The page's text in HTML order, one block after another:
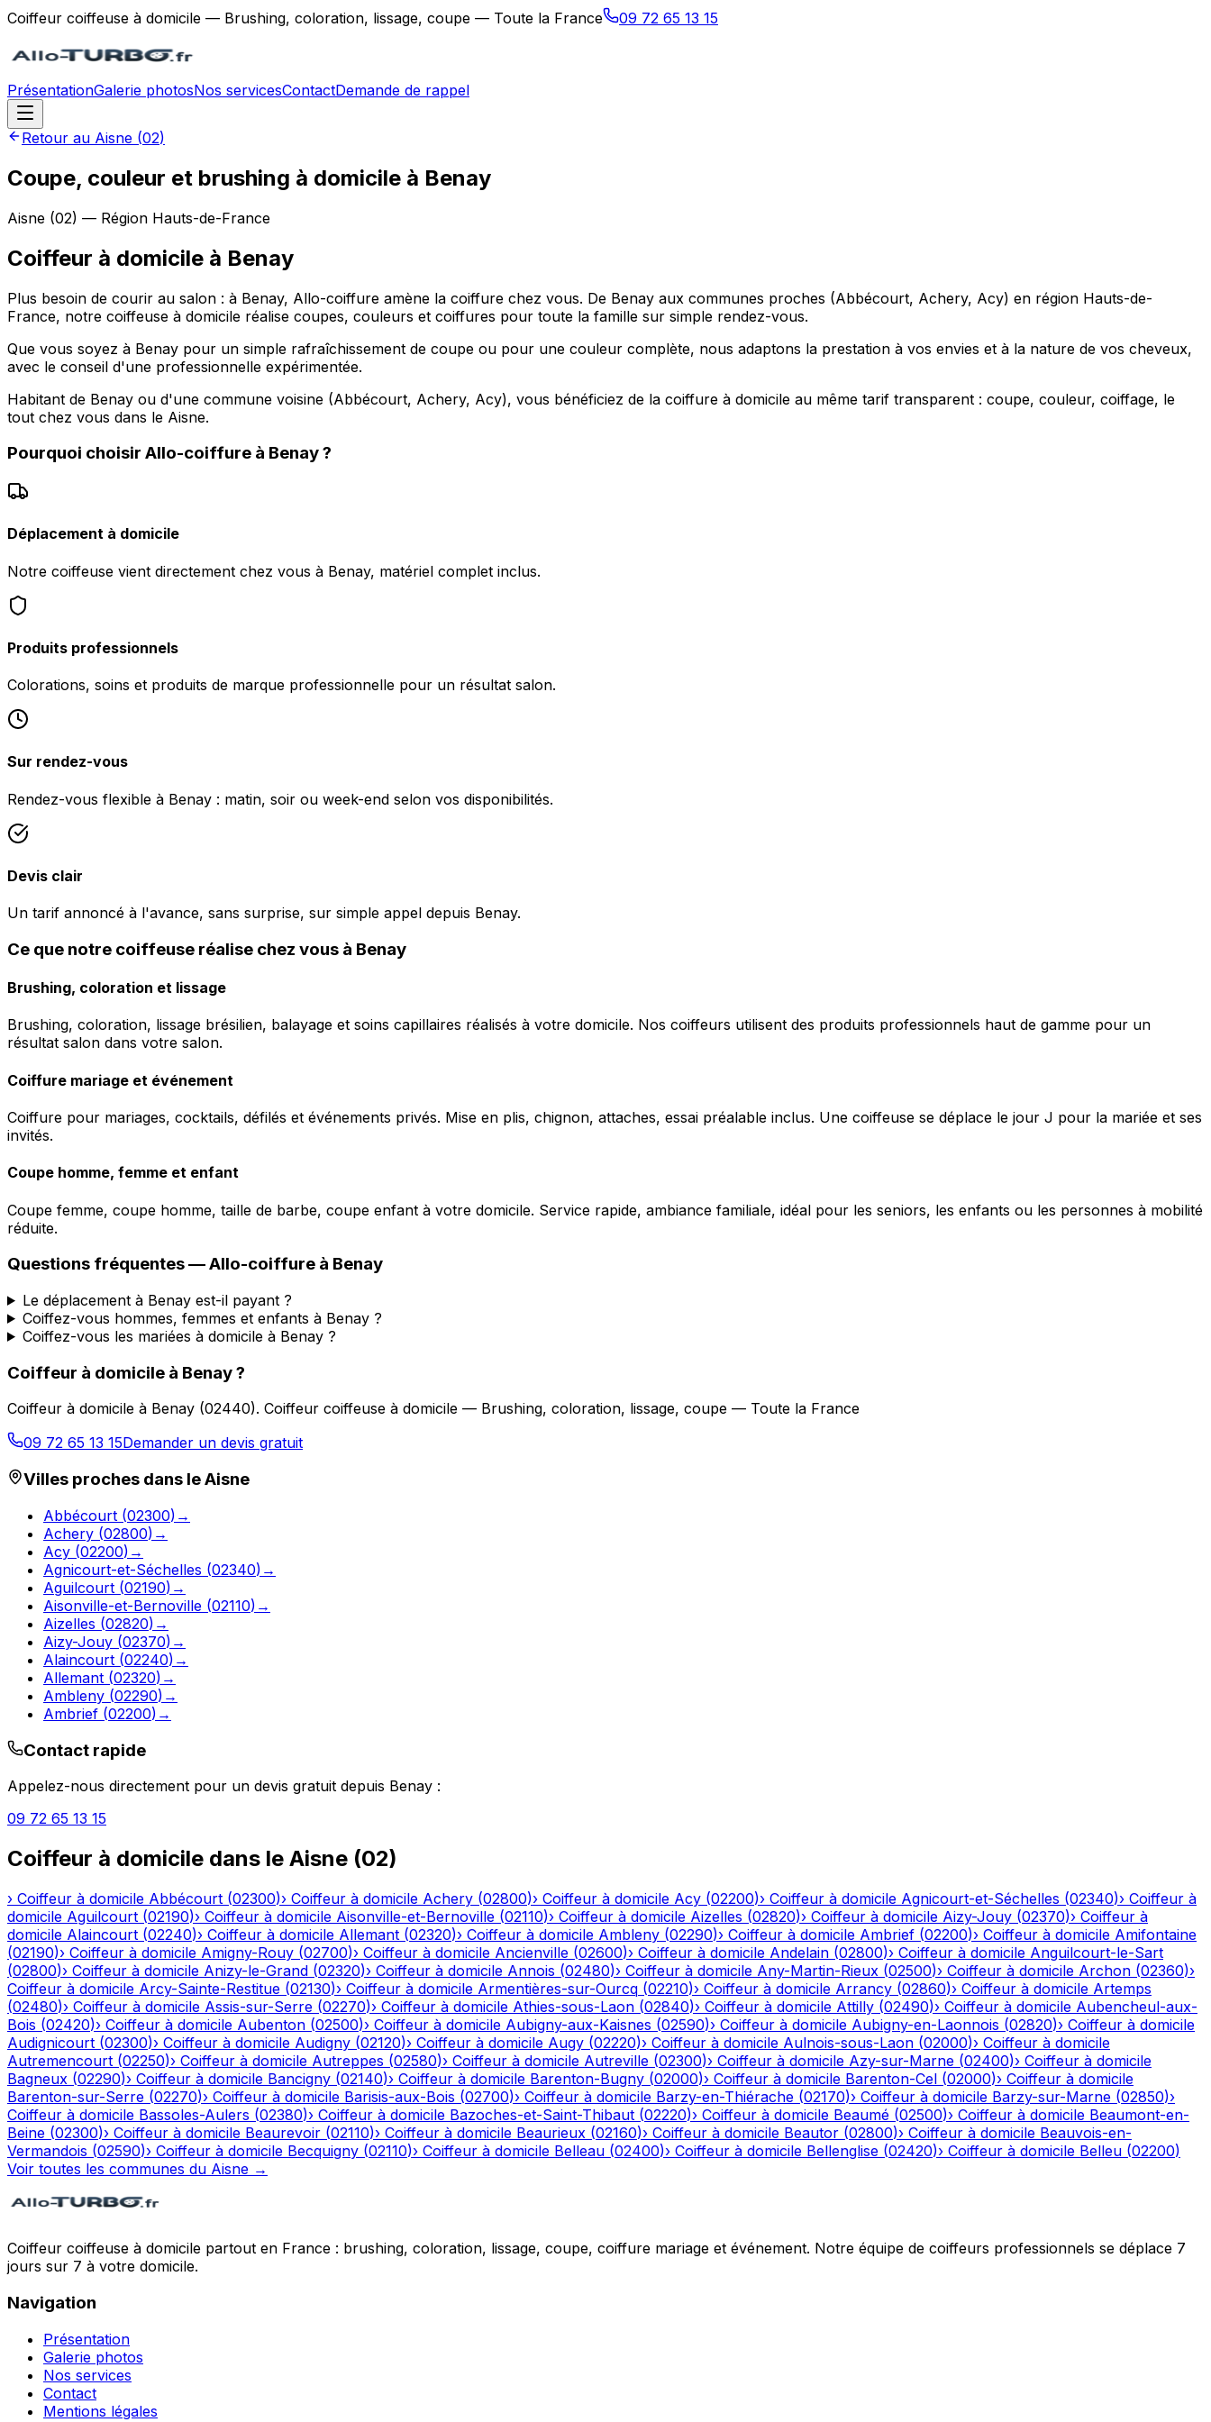
Coiffeur coiffeuse à domicile — Brushing, coloration, lissage, coupe — Toute la France 09 72 65 13 15
PrésentationGalerie photosNos servicesContactDemande de rappel
Retour au Aisne (02)
Coupe, couleur et brushing à domicile à Benay
Aisne (02) — Région Hauts-de-France
Coiffeur à domicile à Benay
Plus besoin de courir au salon : à Benay, Allo-coiffure amène la coiffure chez vous. De Benay aux communes proches (Abbécourt, Achery, Acy) en région Hauts-de-
France, notre coiffeuse à domicile réalise coupes, couleurs et coiffures pour toute la famille sur simple rendez-vous.
Que vous soyez à Benay pour un simple rafraîchissement de coupe ou pour une couleur complète, nous adaptons la prestation à vos envies et à la nature de vos cheveux,
avec le conseil d'une professionnelle expérimentée.
Habitant de Benay ou d'une commune voisine (Abbécourt, Achery, Acy), vous bénéficiez de la coiffure à domicile au même tarif transparent : coupe, couleur, coiffage, le
tout chez vous dans le Aisne.
Pourquoi choisir Allo-coiffure à Benay?
Déplacement à domicile
Notre coiffeuse vient directement chez vous à Benay, matériel complet inclus.
Produits professionnels
Colorations, soins et produits de marque professionnelle pour un résultat salon.
Sur rendez-vous
Rendez-vous flexible à Benay : matin, soir ou week-end selon vos disponibilités.
Devis clair
Un tarif annoncé à l'avance, sans surprise, sur simple appel depuis Benay.
Ce que notre coiffeuse réalise chez vous à Benay
Brushing, coloration et lissage
Brushing, coloration, lissage brésilien, balayage et soins capillaires réalisés à votre domicile. Nos coiffeurs utilisent des produits professionnels haut de gamme pour un
résultat salon dans votre salon.
Coiffure mariage et événement
Coiffure pour mariages, cocktails, défilés et événements privés. Mise en plis, chignon, attaches, essai préalable inclus. Une coiffeuse se déplace le jour J pour la mariée et ses
invités.
Coupe homme, femme et enfant
Coupe femme, coupe homme, taille de barbe, coupe enfant à votre domicile. Service rapide, ambiance familiale, idéal pour les seniors, les enfants ou les personnes à mobilité
réduite.
Questions fréquentes —Allo-coiffure à Benay
Le déplacement à Benay est-il payant ?
Coiffez-vous hommes, femmes et enfants à Benay ?
Coiffez-vous les mariées à domicile à Benay ?
Coiffeur à domicile à Benay?
Coiffeur à domicile à Benay (02440). Coiffeur coiffeuse à domicile — Brushing, coloration, lissage, coupe — Toute la France
09 72 65 13 15Demander un devis gratuit
Villes proches dans leAisne
Abbécourt (02300) →
Achery (02800) →
Acy (02200) →
Agnicourt-et-Séchelles (02340) →
Aguilcourt (02190) →
Aisonville-et-Bernoville (02110) →
Aizelles (02820) →
Aizy-Jouy (02370) →
Alaincourt (02240) →
Allemant (02320) →
Ambleny (02290) →
Ambrief (02200) →
Contact rapide
Appelez-nous directement pour un devis gratuit depuis Benay :
09 72 65 13 15
Coiffeur à domicile dans le Aisne (02)
› Coiffeur à domicile Abbécourt (02300)› Coiffeur à domicile Achery (02800)› Coiffeur à domicile Acy (02200)› Coiffeur à domicile Agnicourt-et-Séchelles (02340)› Coiffeur à
domicile Aguilcourt (02190)› Coiffeur à domicile Aisonville-et-Bernoville (02110)› Coiffeur à domicile Aizelles (02820)› Coiffeur à domicile Aizy-Jouy (02370)› Coiffeur à
domicile Alaincourt (02240)› Coiffeur à domicile Allemant (02320)› Coiffeur à domicile Ambleny (02290)› Coiffeur à domicile Ambrief (02200)› Coiffeur à domicile Amifontaine
(02190)› Coiffeur à domicile Amigny-Rouy (02700)› Coiffeur à domicile Ancienville (02600)› Coiffeur à domicile Andelain (02800)› Coiffeur à domicile Anguilcourt-le-Sart
(02800)› Coiffeur à domicile Anizy-le-Grand (02320)› Coiffeur à domicile Annois (02480)› Coiffeur à domicile Any-Martin-Rieux (02500)› Coiffeur à domicile Archon (02360)›
Coiffeur à domicile Arcy-Sainte-Restitue (02130)› Coiffeur à domicile Armentières-sur-Ourcq (02210)› Coiffeur à domicile Arrancy (02860)› Coiffeur à domicile Artemps
(02480)› Coiffeur à domicile Assis-sur-Serre (02270)› Coiffeur à domicile Athies-sous-Laon (02840)› Coiffeur à domicile Attilly (02490)› Coiffeur à domicile Aubencheul-aux-
Bois (02420)› Coiffeur à domicile Aubenton (02500)› Coiffeur à domicile Aubigny-aux-Kaisnes (02590)› Coiffeur à domicile Aubigny-en-Laonnois (02820)› Coiffeur à domicile
Audignicourt (02300)› Coiffeur à domicile Audigny (02120)› Coiffeur à domicile Augy (02220)› Coiffeur à domicile Aulnois-sous-Laon (02000)› Coiffeur à domicile
Autremencourt (02250)› Coiffeur à domicile Autreppes (02580)› Coiffeur à domicile Autreville (02300)› Coiffeur à domicile Azy-sur-Marne (02400)› Coiffeur à domicile
Bagneux (02290)› Coiffeur à domicile Bancigny (02140)› Coiffeur à domicile Barenton-Bugny (02000)› Coiffeur à domicile Barenton-Cel (02000)› Coiffeur à domicile
Barenton-sur-Serre (02270)› Coiffeur à domicile Barisis-aux-Bois (02700)› Coiffeur à domicile Barzy-en-Thiérache (02170)› Coiffeur à domicile Barzy-sur-Marne (02850)›
Coiffeur à domicile Bassoles-Aulers (02380)› Coiffeur à domicile Bazoches-et-Saint-Thibaut (02220)› Coiffeur à domicile Beaumé (02500)› Coiffeur à domicile Beaumont-en-
Beine (02300)› Coiffeur à domicile Beaurevoir (02110)› Coiffeur à domicile Beaurieux (02160)› Coiffeur à domicile Beautor (02800)› Coiffeur à domicile Beauvois-en-
Vermandois (02590)› Coiffeur à domicile Becquigny (02110)› Coiffeur à domicile Belleau (02400)› Coiffeur à domicile Bellenglise (02420)› Coiffeur à domicile Belleu (02200)
Voir toutes les communes du Aisne →
Coiffeur coiffeuse à domicile partout en France : brushing, coloration, lissage, coupe, coiffure mariage et événement. Notre équipe de coiffeurs professionnels se déplace 7
jours sur 7 à votre domicile.
Navigation
Présentation
Galerie photos
Nos services
Contact
Mentions légales